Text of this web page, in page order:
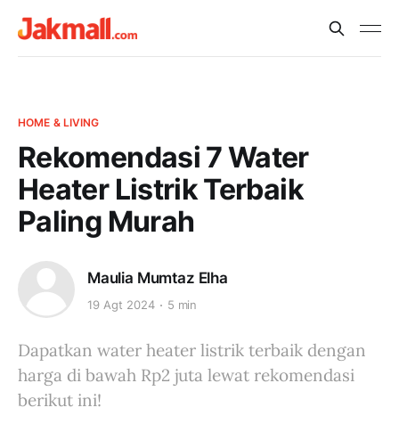
HOME & LIVING
Rekomendasi 7 Water
Heater Listrik Terbaik
Paling Murah
Maulia Mumtaz Elha
19 Agt 2024 5 min
Dapatkan water heater listrik terbaik dengan
harga di bawah Rp2 juta lewat rekomendasi
berikut ini!